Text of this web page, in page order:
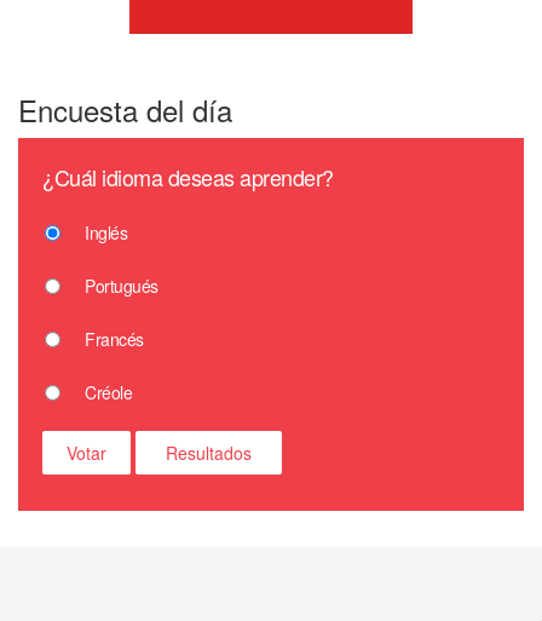
Encuesta del día
¿Cuál idioma deseas aprender?
Inglés
Portugués
Francés
Créole